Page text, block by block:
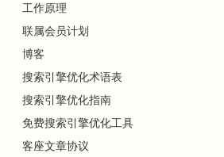
洗车店搜索引擎优化
清洁服务搜索引擎优化
脊医的搜索引擎优化
工作原理
联属会员计划
博客
搜索引擎优化术语表
搜索引擎优化指南
免费搜索引擎优化工具
客座文章协议